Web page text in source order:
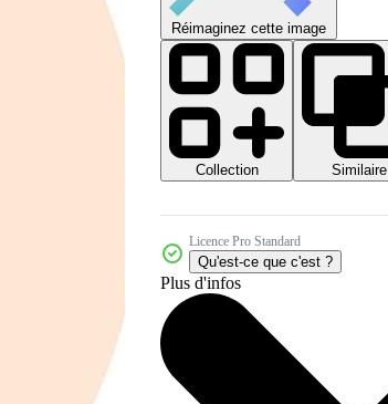
Réimaginez cette image
Collection
Similaire
Licence Pro Standard
Qu'est-ce que c'est ?
Plus d'infos